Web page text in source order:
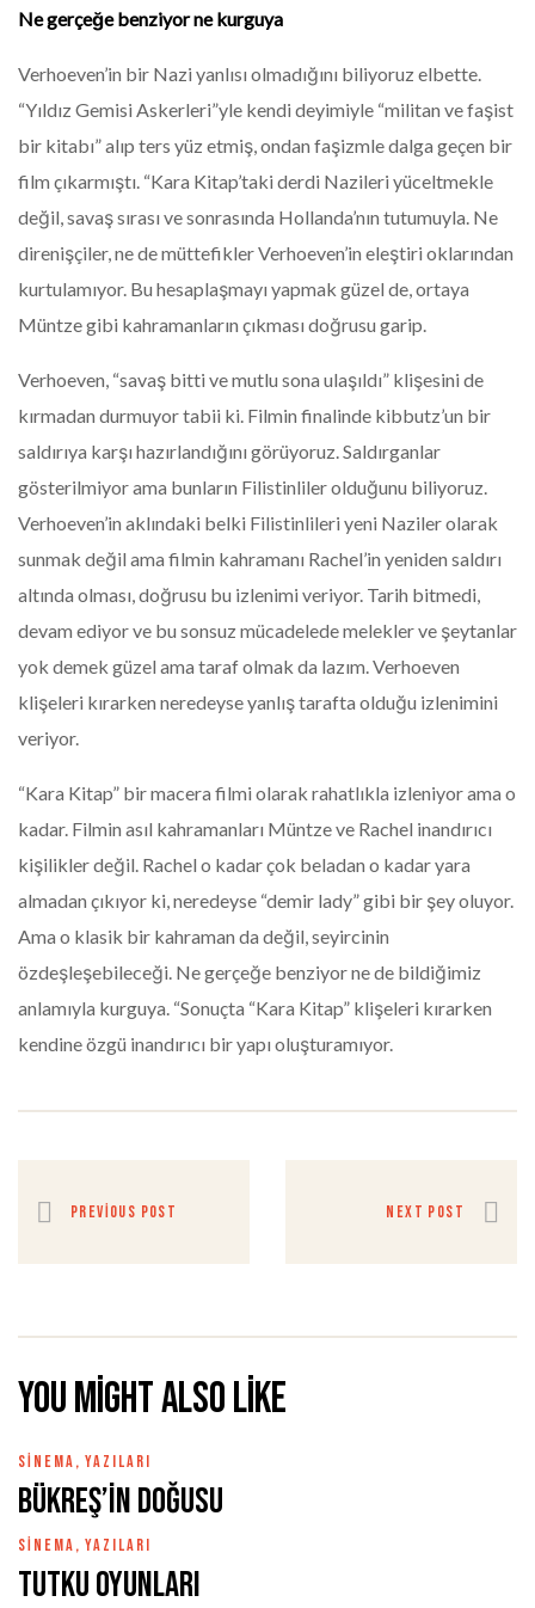
Ne gerçeğe benziyor ne kurguya
Verhoeven’in bir Nazi yanlısı olmadığını biliyoruz elbette.
“Yıldız Gemisi Askerleri”yle kendi deyimiyle “militan ve faşist
bir kitabı” alıp ters yüz etmiş, ondan faşizmle dalga geçen bir
film çıkarmıştı. “Kara Kitap’taki derdi Nazileri yüceltmekle
değil, savaş sırası ve sonrasında Hollanda’nın tutumuyla. Ne
direnişçiler, ne de müttefikler Verhoeven’in eleştiri oklarından
kurtulamıyor. Bu hesaplaşmayı yapmak güzel de, ortaya
Müntze gibi kahramanların çıkması doğrusu garip.
Verhoeven, “savaş bitti ve mutlu sona ulaşıldı” klişesini de
kırmadan durmuyor tabii ki. Filmin finalinde kibbutz’un bir
saldırıya karşı hazırlandığını görüyoruz. Saldırganlar
gösterilmiyor ama bunların Filistinliler olduğunu biliyoruz.
Verhoeven’in aklındaki belki Filistinlileri yeni Naziler olarak
sunmak değil ama filmin kahramanı Rachel’in yeniden saldırı
altında olması, doğrusu bu izlenimi veriyor. Tarih bitmedi,
devam ediyor ve bu sonsuz mücadelede melekler ve şeytanlar
yok demek güzel ama taraf olmak da lazım. Verhoeven
klişeleri kırarken neredeyse yanlış tarafta olduğu izlenimini
veriyor.
“Kara Kitap” bir macera filmi olarak rahatlıkla izleniyor ama o
kadar. Filmin asıl kahramanları Müntze ve Rachel inandırıcı
kişilikler değil. Rachel o kadar çok beladan o kadar yara
almadan çıkıyor ki, neredeyse “demir lady” gibi bir şey oluyor.
Ama o klasik bir kahraman da değil, seyircinin
özdeşleşebileceği. Ne gerçeğe benziyor ne de bildiğimiz
anlamıyla kurguya. “Sonuçta “Kara Kitap” klişeleri kırarken
kendine özgü inandırıcı bir yapı oluşturamıyor.
PREVIOUS POST NEXT POST
You might also like
SINEMA, YAZILARI
Bükreş’in Doğusu
SINEMA, YAZILARI
Tutku Oyunları